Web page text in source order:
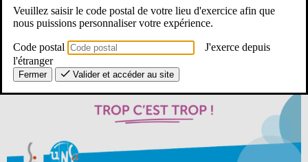
Veuillez saisir le code postal de votre lieu d'exercice afin que
nous puissions personnaliser votre expérience.
Code postal
J'exerce depuis
l'étranger
Fermer Valider et accéder au site